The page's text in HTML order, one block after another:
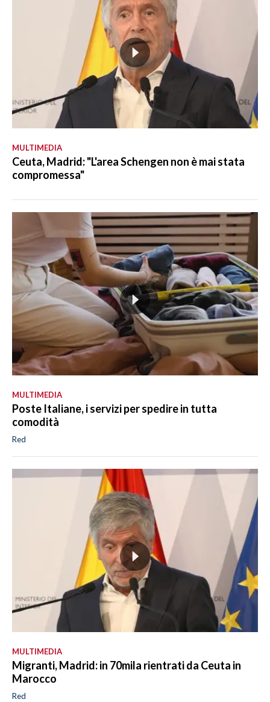
MULTIMEDIA
Ceuta, Madrid: "L'area Schengen non è mai stata
compromessa"
MULTIMEDIA
Poste Italiane, i servizi per spedire in tutta
comodità
Red
MULTIMEDIA
Migranti, Madrid: in 70mila rientrati da Ceuta in
Marocco
Red